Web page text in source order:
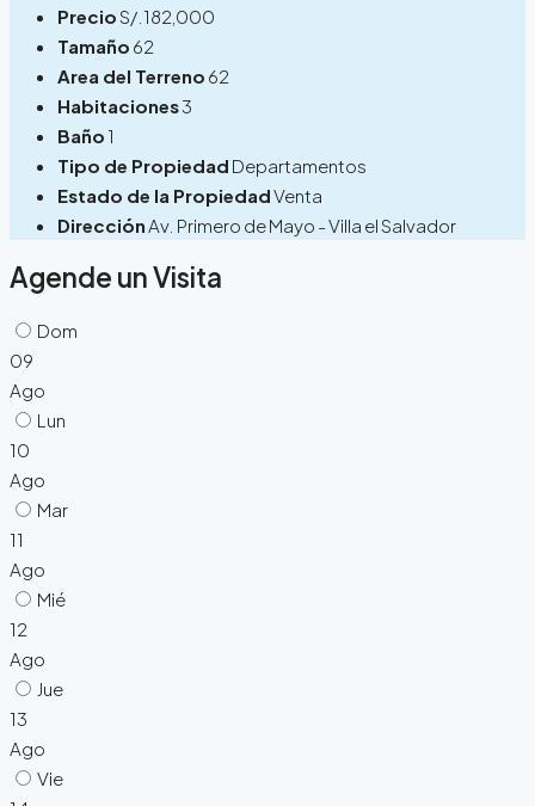
PrecioS/.182,000
Tamaño 62
Area del Terreno 62
Habitaciones3
Baño 1
Tipo de Propiedad Departamentos
Estado de la PropiedadVenta
DirecciónAv. Primero de Mayo - Villa el Salvador
Agende un Visita
Dom
09
Ago
Lun
10
Ago
Mar
11
Ago
Mié
12
Ago
Jue
13
Ago
Vie